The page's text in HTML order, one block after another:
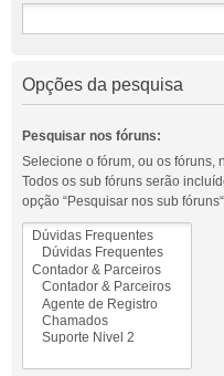
Opções da pesquisa
Pesquisar nos fóruns:
Selecione o fórum, ou os fóruns,
Todos os sub fóruns serão
opção “Pesquisar nos sub